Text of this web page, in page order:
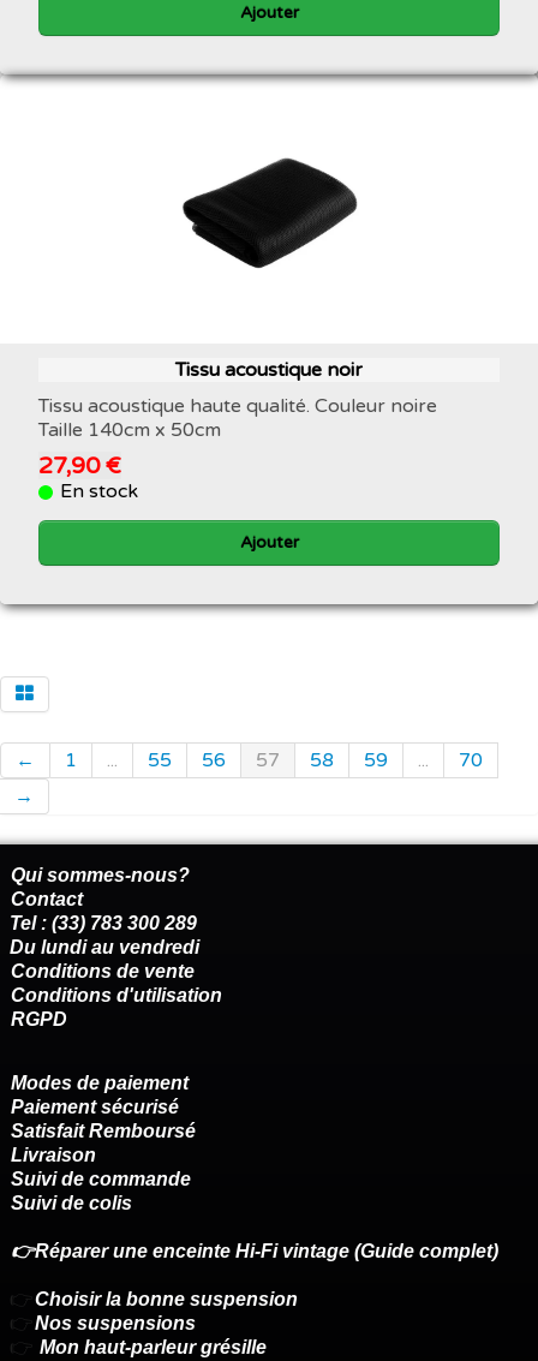
Ajouter
Tissu acoustique noir
Tissu acoustique haute qualité. Couleur noire
Taille 140cm x 50cm
27,90 €
En stock
Ajouter
← 1 ... 55 56 57 58 59 ...
70
→
Qui sommes-nous?
Contact
Tel : (33) 783 300 289
Du lundi au vendredi
Conditions de vente
Conditions d'utilisation
RGPD
Modes de paiement
Paiement sécurisé
Satisfait Remboursé
Livraison
Suivi de commande
Suivi de colis
👉Réparer une enceinte Hi-Fi vintage (Guide complet)
👉 Choisir la bonne suspension
👉 Nos suspensions
👉 Mon haut-parleur grésille